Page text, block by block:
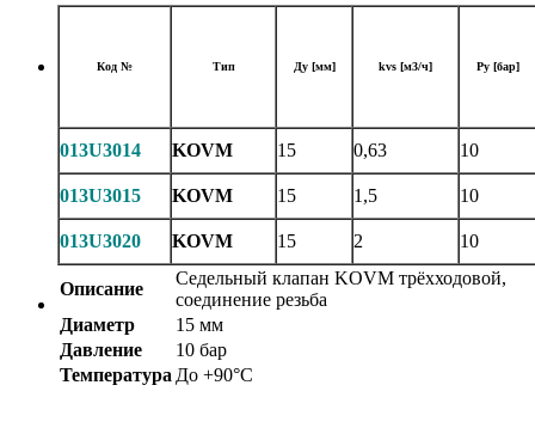
Код № Тип Ду [мм] kvs [м3/ч] Ру [бар]
013U3014 KOVM 15 0,63 10
013U3015 KOVM 15 1,5 10
013U3020 KOVM 15 2 10
Описание
Седельный клапан KOVM трёхходовой,
соединение резьба
Диаметр
15 мм
Давление
10 бар
Температура До +90°С